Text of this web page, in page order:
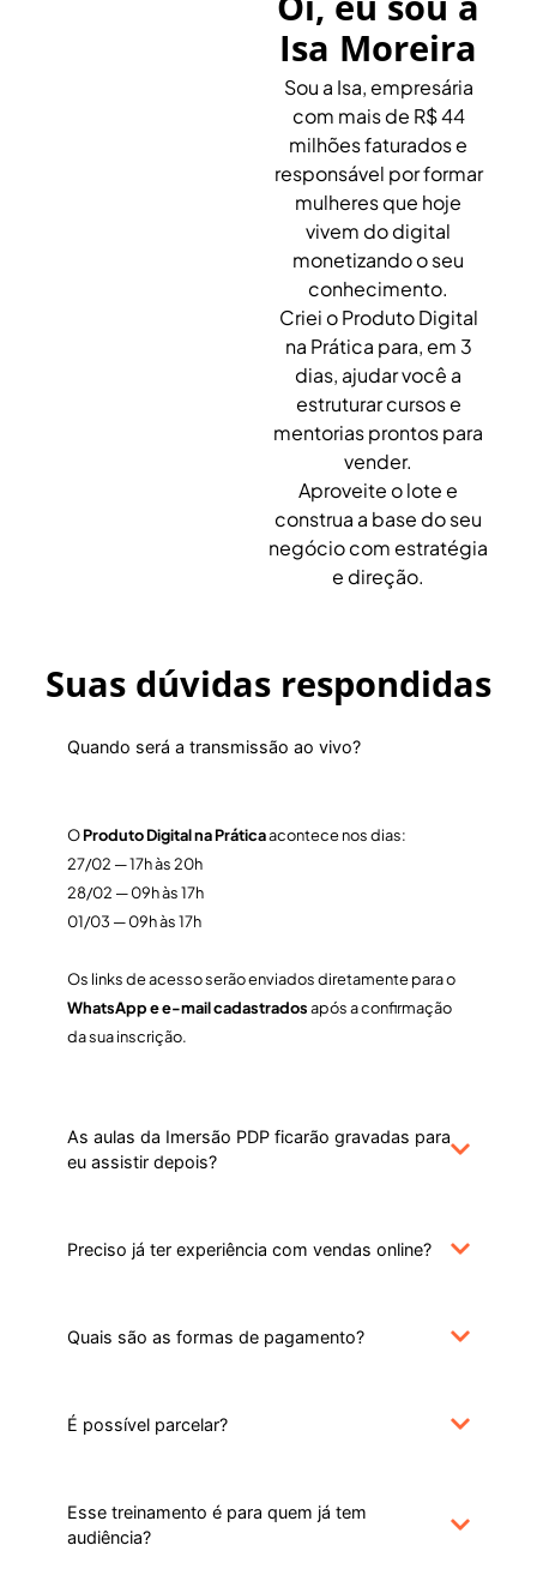
Isa Moreira
Sou a Isa, empresária
com mais de R$ 44
milhões faturados e
responsável por formar
mulheres que hoje
vivem do digital
monetizando o seu
conhecimento.
Criei o Produto Digital
na Prática para, em 3
dias, ajudar você a
estruturar cursos e
mentorias prontos para
vender.
Aproveite o lote e
construa a base do seu
negócio com estratégia
e direção.
Suas dúvidas respondidas
Quando será a transmissão ao vivo?
OProduto Digital na Práticaacontece nos dias:
27/02 — 17h às 20h
28/02 — 09h às 17h
01/03 — 09h às 17h
Os links de acesso serão enviados diretamente para o
WhatsApp e e-mail cadastradosapós a confirmação
da sua inscrição.
As aulas da Imersão PDP ficarão gravadas para
eu assistir depois?
Preciso já ter experiência com vendas online?
Quais são as formas de pagamento?
É possível parcelar?
Esse treinamento é para quem já tem
audiência?